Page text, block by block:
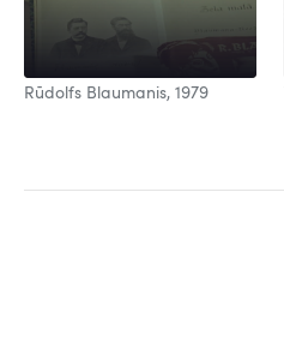
Rūdolfs Blaumanis, 1979